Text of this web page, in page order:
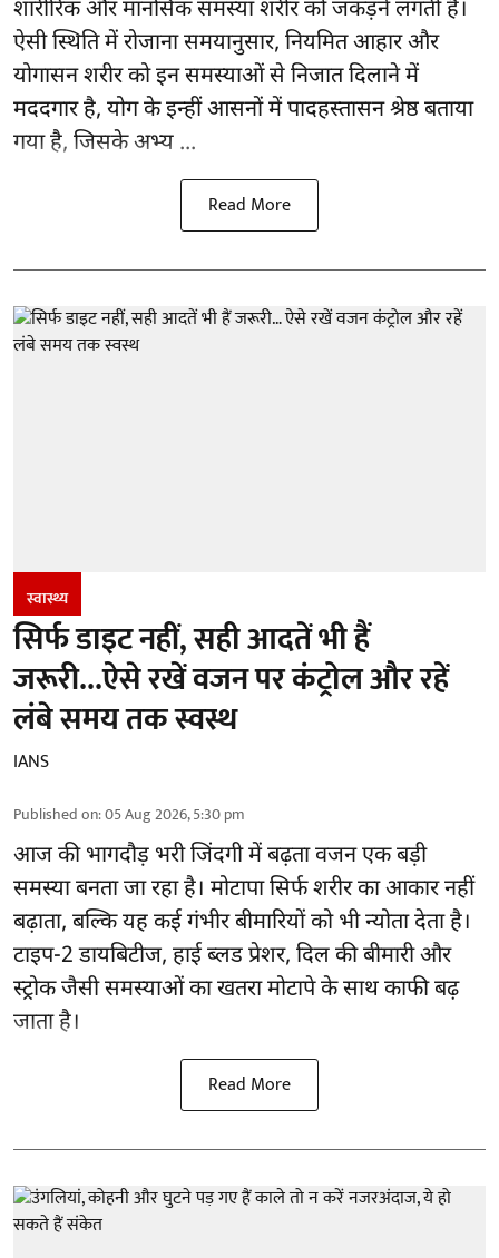
शारीरिक और मानसिक समस्या शरीर को जकड़ने लगती हैं।
ऐसी स्थिति में रोजाना समयानुसार, नियमित आहार और
योगासनशरीर को इन समस्याओं से निजात दिलाने में
मददगार है, योग के इन्हीं आसनों में पादहस्तासन श्रेष्ठ बताया
गया है, जिसके अभ्य ...
Read More
स्वास्थ्य
सिर्फ डाइट नहीं, सही आदतें भी हैं
जरूरी...ऐसे रखें वजन पर कंट्रोल और रहें
लंबे समय तक स्वस्थ
IANS
Published on:05 Aug 2026, 5:30 pm
आज की भागदौड़ भरी जिंदगी में बढ़ता वजन एक बड़ी
समस्या बनता जा रहा है। मोटापा सिर्फ शरीर का आकार नहीं
बढ़ाता, बल्कि यह कई गंभीर बीमारियों को भी न्योता देता है।
टाइप-2 डायबिटीज, हाई ब्लड प्रेशर, दिल की बीमारी और
स्ट्रोक जैसी समस्याओं का खतरा मोटापे के साथ काफी बढ़
जाता है।
Read More